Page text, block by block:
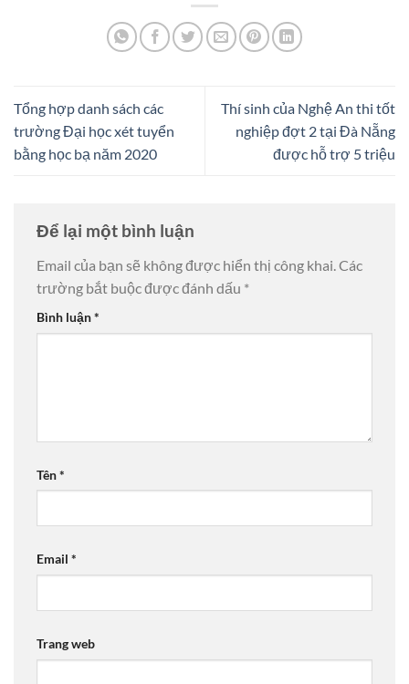
Tổng hợp danh sách các
trường Đại học xét tuyển
bằng học bạ năm 2020
Thí sinh của Nghệ An thi tốt
nghiệp đợt 2 tại Đà Nẵng
được hỗ trợ 5 triệu
Để lại một bình luận
Email của bạn sẽ không được hiển thị công khai.Các
trường bắt buộc được đánh dấu *
Bình luận*
Tên*
Email *
Trang web